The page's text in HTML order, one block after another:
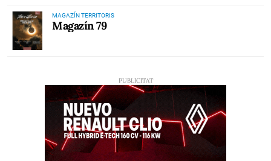
MAGAZÍN TERRITORIS
Magazín 79